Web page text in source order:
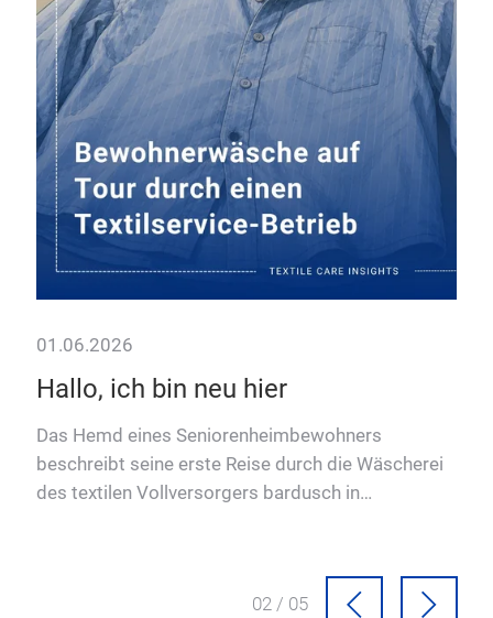
01.06.2026
Hallo, ich bin neu hier
Das Hemd eines Seniorenheimbewohners
beschreibt seine erste Reise durch die Wäscherei
des textilen Vollversorgers bardusch in
Wie
02 / 05